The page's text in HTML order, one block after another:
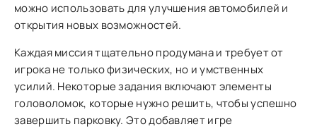
можно использовать для улучшения автомобилей и
открытия новых возможностей.
Каждая миссия тщательно продумана и требует от
игрока не только физических, но и умственных
усилий. Некоторые задания включают элементы
головоломок, которые нужно решить, чтобы успешно
завершить парковку. Это добавляет игре